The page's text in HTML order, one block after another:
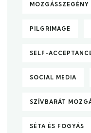
MOZGÁSSZEGÉNY
PILGRIMAGE
SELF-
SOCIAL MEDIA
SZÍVBARÁT
SÉTA ÉS FOGYÁS